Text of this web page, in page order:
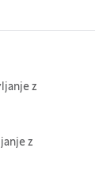
z
z